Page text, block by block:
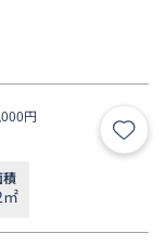
円
お気